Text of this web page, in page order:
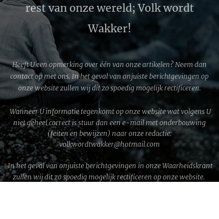
rest van onze wereld; Volk wordt
Wakker!
Heeft U een opmerking over één van onze artikelen? Neem dan
contact op met ons. In het geval van onjuiste berichtgevingen op
onze website zullen wij dit zo spoedig mogelijk rectificeren.
Wanneer U informatie tegenkomt op onze website wat volgens U
niet geheel correct is stuur dan een e-mail met onderbouwing
(feiten en bewijzen) naar onze redactie:
volkwordtwakker@hotmail.com
In het geval van onjuiste berichtgevingen in onze Waarheidskrant
zullen wij dit zo spoedig mogelijk rectificeren op onze website.